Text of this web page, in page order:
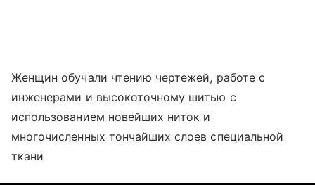
Женщин обучали чтению чертежей, работе с
инженерами и высокоточному шитью с
использованием новейших ниток и
многочисленных тончайших слоев специальной
ткани